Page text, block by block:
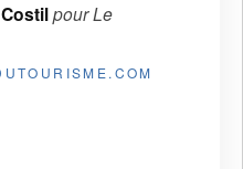
pourLe